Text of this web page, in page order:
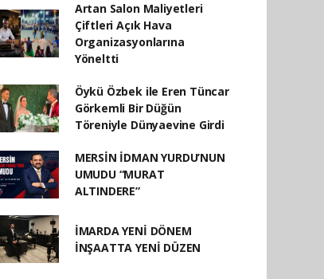
Artan Salon Maliyetleri
Çiftleri Açık Hava
Organizasyonlarına
Yöneltti
Öykü Özbek ile Eren Tüncar
Görkemli Bir Düğün
Töreniyle Dünyaevine Girdi
MERSİN İDMAN YURDU’NUN
UMUDU “MURAT
ALTINDERE”
İMARDA YENİ DÖNEM
İNŞAATTA YENİ DÜZEN